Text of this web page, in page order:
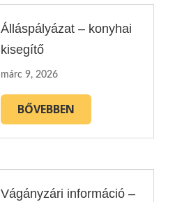
Álláspályázat – konyhai
kisegítő
márc 9, 2026
BŐVEBBEN
Vágányzári információ –